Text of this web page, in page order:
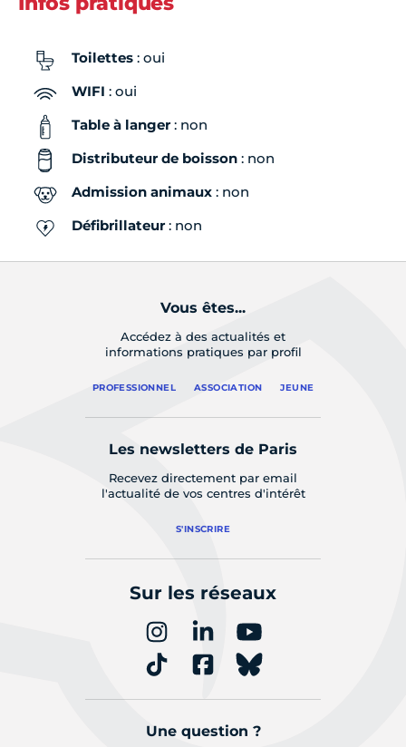
Toilettes : oui
WIFI : oui
Table à langer: non
Distributeur de boisson : non
Admission animaux : non
Défibrillateur: non
Vous êtes...
Accédez à des actualités et
informations pratiques par profil
PROFESSIONNEL ASSOCIATION JEUNE
Les newsletters de Paris
Recevez directement par email
l'actualité de vos centres d'intérêt
S'INSCRIRE
Sur les réseaux
Une question ?